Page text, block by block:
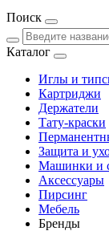
Поиск
Каталог
Иглы и
Картриджи
Держатели
Тату-краски
Защита и
Машинки и
Аксессуары
Пирсинг
Мебель
Бренды